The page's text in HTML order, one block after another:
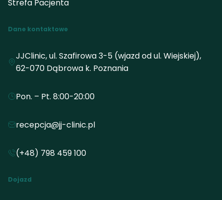
Strefa Pacjenta
Dane kontaktowe
JJClinic, ul. Szafirowa 3-5 (wjazd od ul. Wiejskiej),
62-070 Dąbrowa k. Poznania
Pon. – Pt. 8:00-20:00
recepcja@jj-clinic.pl
(+48) 798 459 100
Dojazd